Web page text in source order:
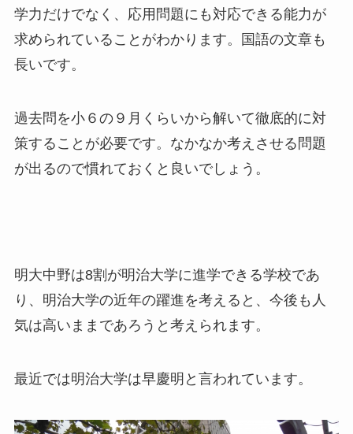
学力だけでなく、応用問題にも対応できる能力が
求められていることがわかります。国語の文章も
長いです。
過去問を小６の９月くらいから解いて徹底的に対
策することが必要です。なかなか考えさせる問題
が出るので慣れておくと良いでしょう。
明大中野は8割が明治大学に進学できる学校であ
り、明治大学の近年の躍進を考えると、今後も人
気は高いままであろうと考えられます。
最近では明治大学は早慶明と言われています。